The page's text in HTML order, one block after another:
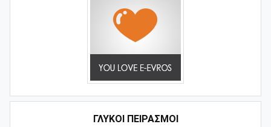
ΓΛΥΚΟΊ ΠΕΙΡΑΣΜΟΊ